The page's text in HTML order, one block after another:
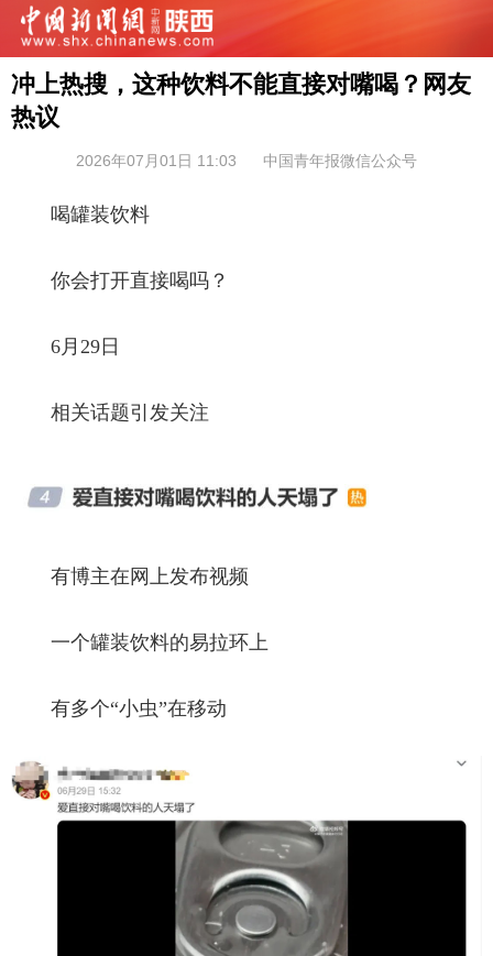
冲上热搜，这种饮料不能直接对嘴喝？网友
热议
2026年07月01日 11:03 中国青年报微信公众号
喝罐装饮料
你会打开直接喝吗？
6月29日
相关话题引发关注
有博主在网上发布视频
一个罐装饮料的易拉环上
有多个“小虫”在移动